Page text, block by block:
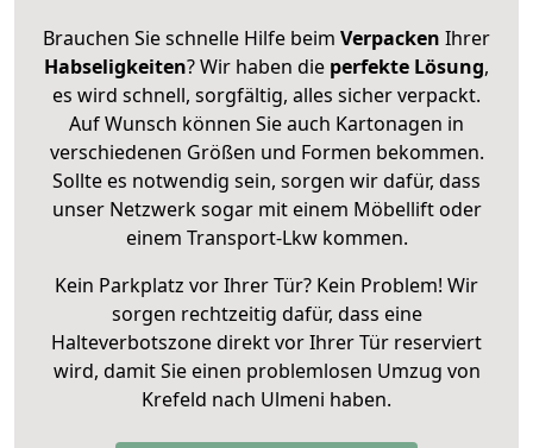
Brauchen Sie schnelle Hilfe beim Verpacken Ihrer
Habseligkeiten? Wir haben die perfekte Lösung,
es wird schnell, sorgfältig, alles sicher verpackt.
Auf Wunsch können Sie auch Kartonagen in
verschiedenen Größen und Formen bekommen.
Sollte es notwendig sein, sorgen wir dafür, dass
unser Netzwerk sogar mit einem Möbellift oder
einem Transport-Lkw kommen.
Kein Parkplatz vor Ihrer Tür? Kein Problem! Wir
sorgen rechtzeitig dafür, dass eine
Halteverbotszone direkt vor Ihrer Tür reserviert
wird, damit Sie einen problemlosen Umzug von
Krefeld nach Ulmeni haben.